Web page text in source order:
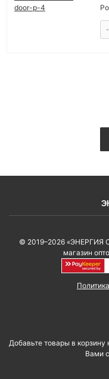
-
© 2019–2026 «ЭНЕРГИЯ
магазин
Добавьте товары в
Вами